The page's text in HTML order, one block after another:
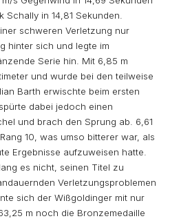
in 14,81 Sekunden.
schweren Verletzung nur
hinter sich und legte im
Serie hin. Mit 6,85 m
und wurde bei den teilweise
Barth erwischte beim ersten
dabei jedoch einen
und brach den Sprung ab. 6,61
10, was umso bitterer war, als
Ergebnisse aufzuweisen hatte.
es nicht, seinen Titel zu
Verletzungsproblemen
sich der Wißgoldinger mit nur
m noch die Bronzemedaille